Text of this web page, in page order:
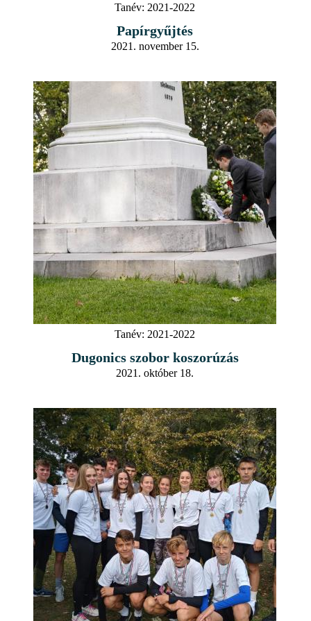
Tanév: 2021-2022
Papírgyűjtés
2021. november 15.
Tanév: 2021-2022
Dugonics szobor koszorúzás
2021. október 18.